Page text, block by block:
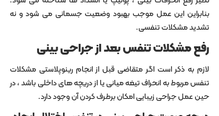
این عمل موجب بهبود وضعیت جسمانی می شود و نه
تنفسی.
تنفس بعد از جراحی بینی
ذکر است اگر متقاضی قبل از انجام رینوپلاستی مشکلات
به انحراف تیغه میانی یا از دریچه های داخلی باشد ، در
جراحی زیبایی امکان برطرف کردن آن وجود دارد.